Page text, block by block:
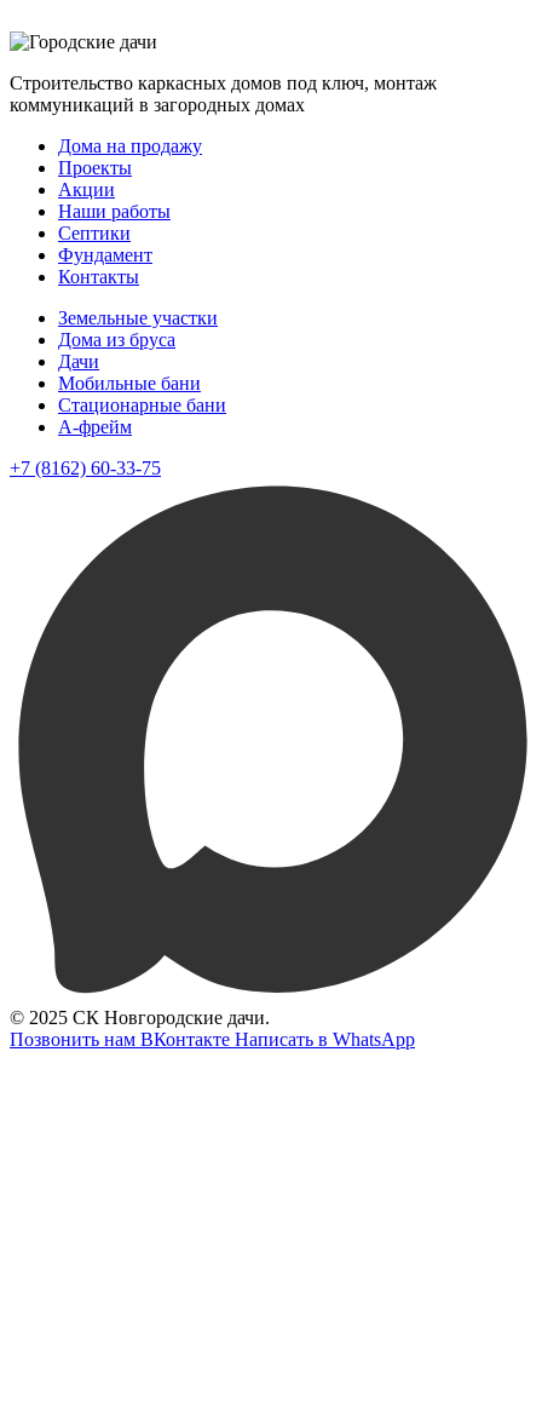
Строительство каркасных домов под ключ, монтаж
коммуникаций в загородных домах
Дома на продажу
Проекты
Акции
Наши работы
Септики
Фундамент
Контакты
Земельные участки
Дома из бруса
Дачи
Мобильные бани
Стационарные бани
A-фрейм
+7 (8162) 60-33-75
© 2025 СК Новгородские дачи.
Позвонить нам ВКонтакте Написать в WhatsApp